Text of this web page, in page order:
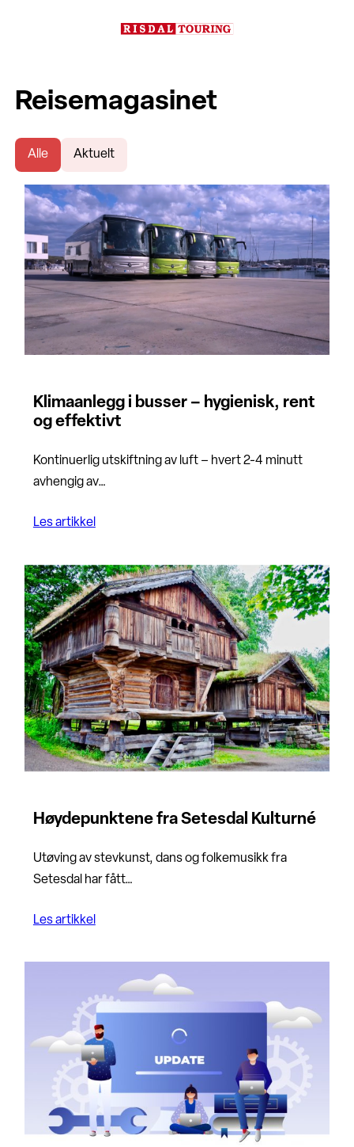
Reisemagasinet
Alle Aktuelt
Klimaanlegg i busser – hygienisk, rent
og effektivt
Kontinuerlig utskiftning av luft – hvert 2-4 minutt
avhengig av…
Les artikkel
Høydepunktene fra Setesdal Kulturné
Utøving av stevkunst, dans og folkemusikk fra
Setesdal har fått…
Les artikkel